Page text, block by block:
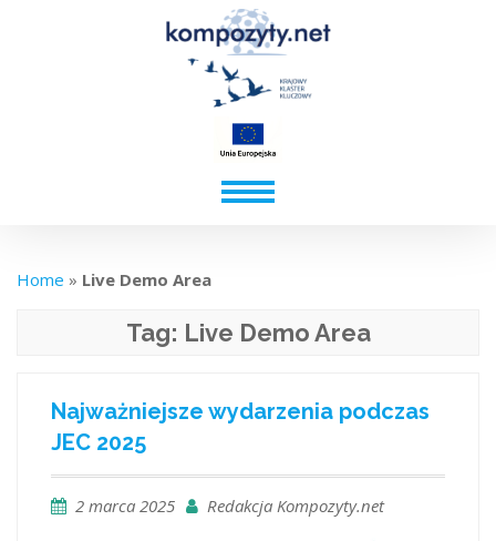
Home » Live Demo Area
Tag: Live Demo Area
Najważniejsze wydarzenia podczas
JEC 2025
2 marca 2025 Redakcja Kompozyty.net